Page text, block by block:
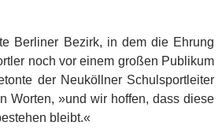
Berliner Bezirk, in dem die Ehrung
noch vor einem großen Publikum
der Neuköllner Schulsportleiter
Worten, »und wir hoffen, dass diese
bleibt.«